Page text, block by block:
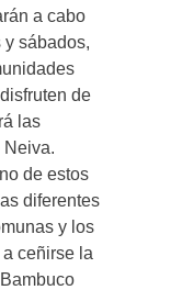
a cabo
y sábados,
de
las
Neiva.
de estos
diferentes
y los
ceñirse la